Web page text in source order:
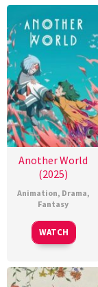
Another World
(2025)
Animation, Drama,
Fantasy
WATCH